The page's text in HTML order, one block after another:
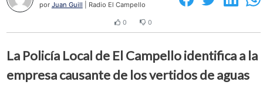
por Juan Guill | Radio El Campello
0 0
La Policía Local de El Campello identifica a la
empresa causante de los vertidos de aguas